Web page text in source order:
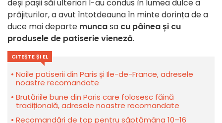
deși pașii săi ulteriori l-au condus în lumea dulce a
prăjiturilor, a avut întotdeauna în minte dorința de a
duce mai departe muncasa cu pâinea și cu
produsele de patiserie vieneză.
CITEȘTE ȘI EL
Noile patiserii din Paris și Ile-de-France, adresele
noastre recomandate
Brutăriile bune din Paris care folosesc făină
tradițională, adresele noastre recomandate
Recomandări de top pentru săptămâna 10–16